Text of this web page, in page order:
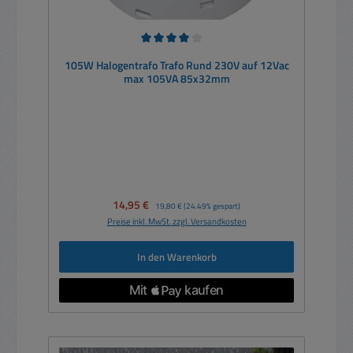
105W Halogentrafo Trafo Rund 230V auf 12Vac
max 105VA 85x32mm
Verkaufspreis:
14,95 € Regulärer Preis:
19,80 € (24.49% gespart)
Preise inkl. MwSt. zzgl. Versandkosten
In den Warenkorb